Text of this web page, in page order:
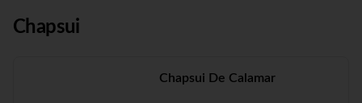
Chapsui
Chapsui De Calamar